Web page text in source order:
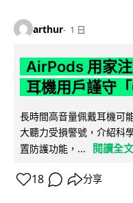
arthur 1 日
AirPods 用家
耳機用戶謹守
長時間高音量佩戴耳機可
大聽力受損警號，介紹科
置防護功能，...
閱讀全文
18 分享